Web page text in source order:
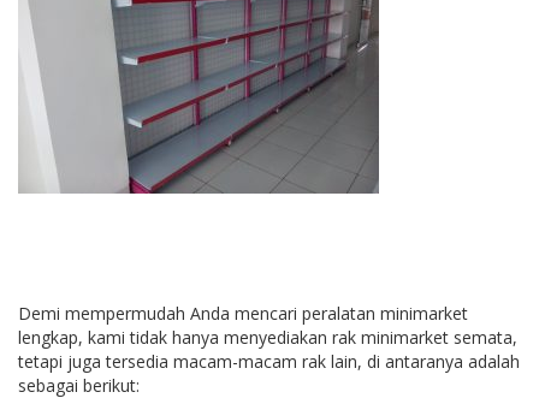
Demi mempermudah Anda mencari peralatan minimarket
lengkap, kami tidak hanya menyediakan rak minimarket semata,
tetapi juga tersedia macam-macam rak lain, di antaranya adalah
sebagai berikut: